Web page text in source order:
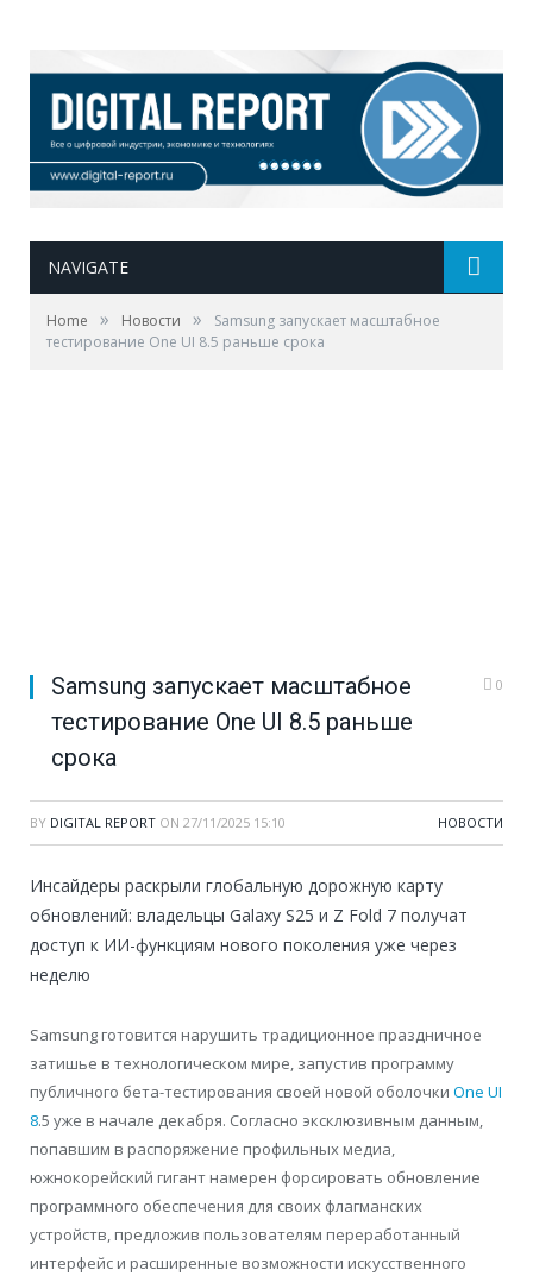
NAVIGATE
Home » Новости »
Samsung запускает масштабное
тестирование One UI 8.5 раньше срока
Samsung запускает масштабное
тестирование One UI 8.5 раньше
срока
0
BY DIGITAL REPORT ON 27/11/2025 15:10 НОВОСТИ
Инсайдеры раскрыли глобальную дорожную карту
обновлений: владельцы Galaxy S25 и Z Fold 7 получат
доступ к ИИ-функциям нового поколения уже через
неделю
Samsung готовится нарушить традиционное праздничное
затишье в технологическом мире, запустив программу
публичного бета-тестирования своей новой оболочки One UI
8.5 уже в начале декабря. Согласно эксклюзивным данным,
попавшим в распоряжение профильных медиа,
южнокорейский гигант намерен форсировать обновление
программного обеспечения для своих флагманских
устройств, предложив пользователям переработанный
интерфейс и расширенные возможности искусственного